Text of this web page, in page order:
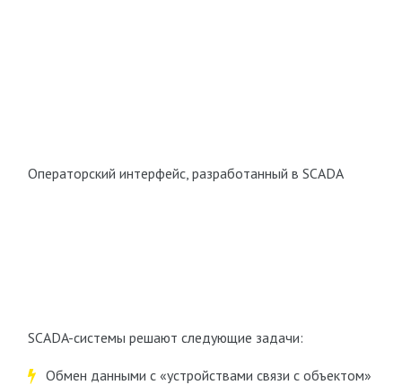
Операторский интерфейс, разработанный в SCADA
SCADA-системы решают следующие задачи:
Обмен данными с «устройствами связи с объектом»